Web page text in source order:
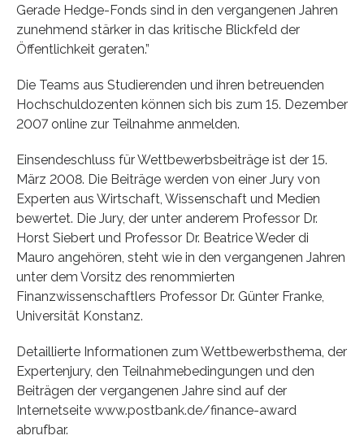
Gerade Hedge-Fonds sind in den vergangenen Jahren
zunehmend stärker in das kritische Blickfeld der
Öffentlichkeit geraten.”
Die Teams aus Studierenden und ihren betreuenden
Hochschuldozenten können sich bis zum 15. Dezember
2007 online zur Teilnahme anmelden.
Einsendeschluss für Wettbewerbsbeiträge ist der 15.
März 2008. Die Beiträge werden von einer Jury von
Experten aus Wirtschaft, Wissenschaft und Medien
bewertet. Die Jury, der unter anderem Professor Dr.
Horst Siebert und Professor Dr. Beatrice Weder di
Mauro angehören, steht wie in den vergangenen Jahren
unter dem Vorsitz des renommierten
Finanzwissenschaftlers Professor Dr. Günter Franke,
Universität Konstanz.
Detaillierte Informationen zum Wettbewerbsthema, der
Expertenjury, den Teilnahmebedingungen und den
Beiträgen der vergangenen Jahre sind auf der
Internetseite www.postbank.de/finance-award
abrufbar.